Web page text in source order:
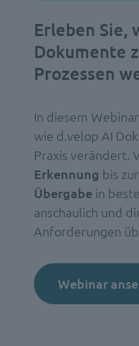
Erleben Sie,
Dokumente
Prozessen
In diesem
wie d.velop AI
Praxis verändert.
Erkennung bis zur
Übergabe in
anschaulich und
Anforderungen
Webinar